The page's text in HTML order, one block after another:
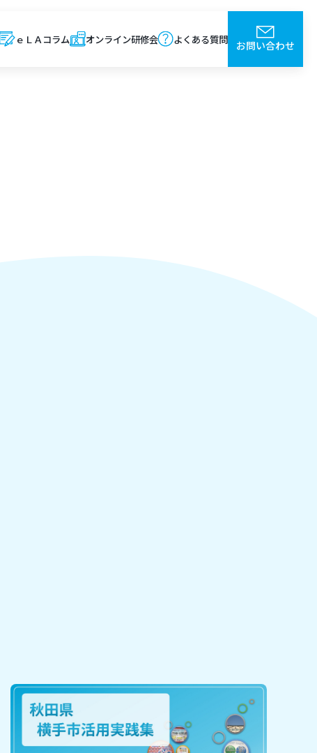
ｅＬＡコラム オンライン研修会 よくある質問 お問い合わせ